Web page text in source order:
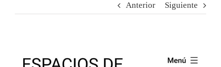
Anterior Siguiente